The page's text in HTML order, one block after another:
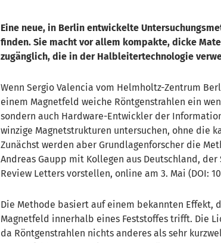
Eine neue, in Berlin entwickelte
finden. Sie macht vor allem kompakte, dicke
zugänglich, die in der Halbleitertechnologie
Wenn Sergio Valencia vom Helmholtz-Zentrum
einem Magnetfeld weiche Röntgenstrahlen ein
sondern auch Hardware-Entwickler der
winzige Magnetstrukturen untersuchen, ohne die
Zunächst werden aber Grundlagenforscher die
Andreas Gaupp mit Kollegen aus Deutschland,
Review Letters vorstellen, online am 3. Mai (DOI:
Die Methode basiert auf einem bekannten
Magnetfeld innerhalb eines Feststoffes trifft. Die
da Röntgenstrahlen nichts anderes als sehr